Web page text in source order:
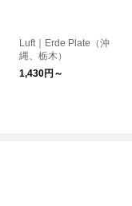
Luft｜Erde Plate（沖
縄、栃木）
1,430円～